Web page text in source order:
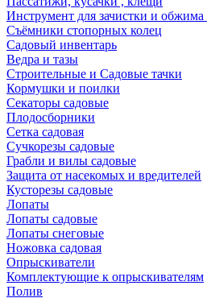
Инструмент для зачистки и обжима
Съёмники стопорных колец
Садовый инвентарь
Ведра и тазы
Строительные и Садовые тачки
Кормушки и поилки
Секаторы садовые
Плодосборники
Сетка садовая
Сучкорезы садовые
Грабли и вилы садовые
Защита от насекомых и вредителей
Кусторезы садовые
Лопаты
Лопаты садовые
Лопаты снеговые
Ножовка садовая
Опрыскиватели
Комплектующие к опрыскивателям
Полив